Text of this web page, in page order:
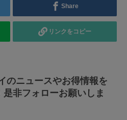
Share
リンクをコピー
のニュースやお得情報を
非フォローお願いしま